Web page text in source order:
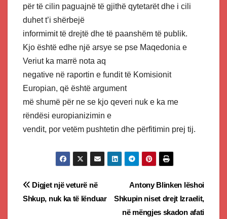
për të cilin paguajnë të gjithë qytetarët dhe i cili
duhet t’i shërbejë
informimit të drejtë dhe të paanshëm të publik.
Kjo është edhe një arsye se pse Maqedonia e
Veriut ka marrë nota aq
negative në raportin e fundit të Komisionit
Europian, që është argument
më shumë për ne se kjo qeveri nuk e ka me
rëndësi europianizimin e
vendit, por vetëm pushtetin dhe përfitimin prej tij.
Post
navigation
Antony Blinken lëshoi
Shkupin niset drejt Izraelit,
në mëngjes skadon afati
Digjet një veturë në
Shkup, nuk ka të lënduar